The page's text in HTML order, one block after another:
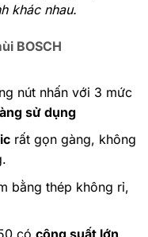
khác nhau.
BOSCH
nút nhấn với 3 mức
sử dụng
rất gọn gàng, không
bằng thép không rỉ,